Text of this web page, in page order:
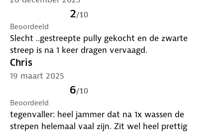
2/10
Beoordeeld
Slecht ..gestreepte pully gekocht en de zwarte
streep is na 1 keer dragen vervaagd.
Chris
19 maart 2025
6/10
Beoordeeld
tegenvaller: heel jammer dat na 1x wassen de
strepen helemaal vaal zijn. Zit wel heel prettig